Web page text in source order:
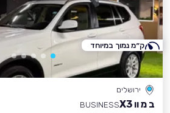
ירושלים
ב מ וו X3
BUSINESS
ק״מ נמוך במיוחד